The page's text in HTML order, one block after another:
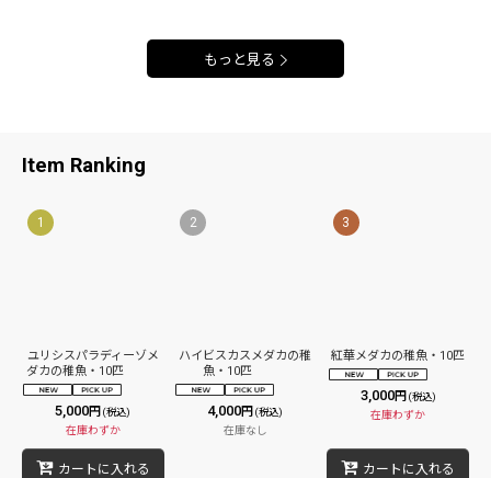
もっと見る
Item Ranking
1
ユリシスパラディーゾメ
ダカの稚魚・10匹
5,000円 (税込)
在庫わずか
カートに入れる
2
ハイビスカスメダカの稚
魚・10匹
4,000円 (税込)
在庫なし
3
紅華メダカの稚魚・10匹
3,000円 (税込)
在庫わずか
カートに入れる